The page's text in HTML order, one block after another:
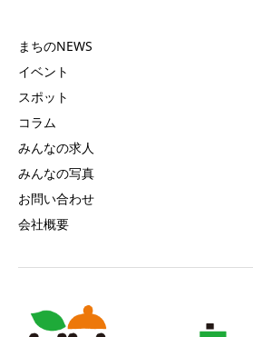
まちのNEWS
イベント
スポット
コラム
みんなの求人
みんなの写真
お問い合わせ
会社概要